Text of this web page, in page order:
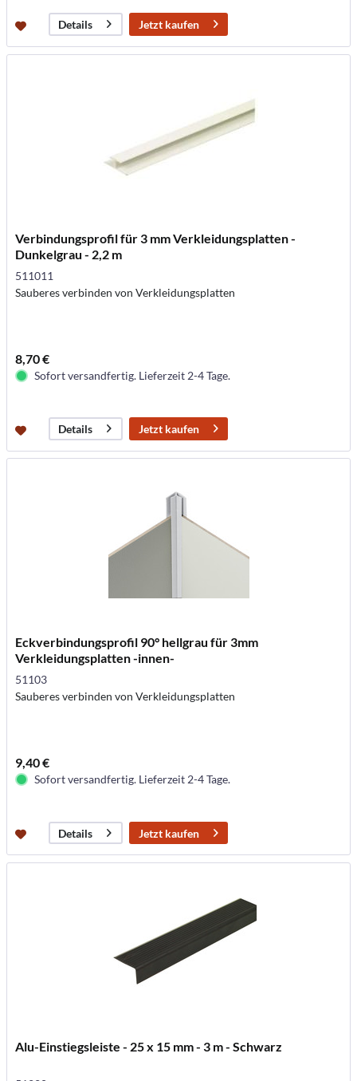
Details Jetzt kaufen
Verbindungsprofil für 3 mm Verkleidungsplatten -
Dunkelgrau - 2,2 m
511011
Sauberes verbinden von Verkleidungsplatten
8,70 €
Sofort versandfertig. Lieferzeit 2-4 Tage.
Details Jetzt kaufen
Eckverbindungsprofil 90° hellgrau für 3mm
Verkleidungsplatten -innen-
51103
Sauberes verbinden von Verkleidungsplatten
9,40 €
Sofort versandfertig. Lieferzeit 2-4 Tage.
Details Jetzt kaufen
Alu-Einstiegsleiste - 25 x 15 mm - 3 m - Schwarz